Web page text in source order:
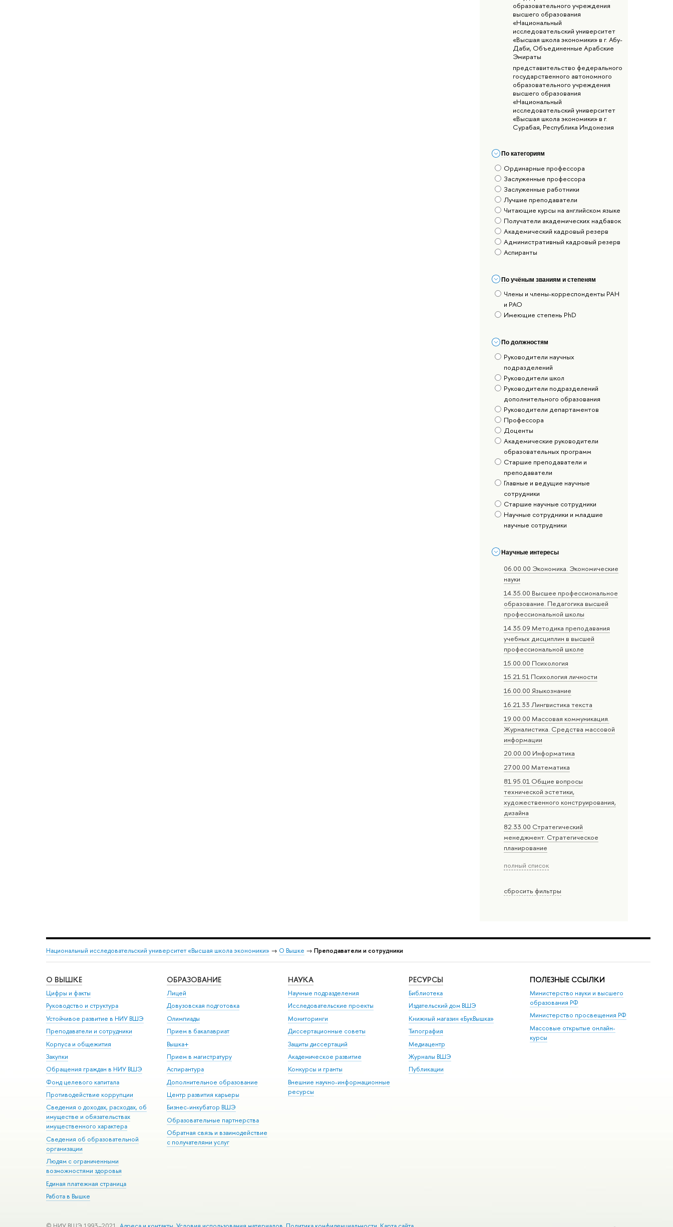
образовательного учреждения
высшего образования
«Национальный
исследовательский университет
«Высшая школа экономики» в г. Абу-
Даби, Объединенные Арабские
Эмираты
представительство федерального
государственного автономного
образовательного учреждения
высшего образования
«Национальный
исследовательский университет
«Высшая школа экономики» в г.
Сурабая, Республика Индонезия
По категориям
Ординарные профессора
Заслуженные профессора
Заслуженные работники
Лучшие преподаватели
Читающие курсы на английском языке
Получатели академических надбавок
Академический кадровый резерв
Административный кадровый резерв
Аспиранты
По учёным званиям и степеням
Члены и члены-корреспонденты РАН
и РАО
Имеющие степень PhD
По должностям
Руководители научных
подразделений
Руководители школ
Руководители подразделений
дополнительного образования
Руководители департаментов
Профессора
Доценты
Академические руководители
образовательных программ
Старшие преподаватели и
преподаватели
Главные и ведущие научные
сотрудники
Старшие научные сотрудники
Научные сотрудники и младшие
научные сотрудники
Научные интересы
06.00.00 Экономика. Экономические
науки
14.35.00 Высшее профессиональное
образование. Педагогика высшей
профессиональной школы
14.35.09 Методика преподавания
учебных дисциплин в высшей
профессиональной школе
15.00.00 Психология
15.21.51 Психология личности
16.00.00 Языкознание
16.21.33 Лингвистика текста
19.00.00 Массовая коммуникация.
Журналистика. Средства массовой
информации
20.00.00 Информатика
27.00.00 Математика
81.95.01 Общие вопросы
технической эстетики,
художественного конструирования,
дизайна
82.33.00 Стратегический
менеджмент. Стратегическое
планирование
полный список
сбросить фильтры
Национальный исследовательский университет «Высшая школа экономики» → О Вышке → Преподаватели и сотрудники
О ВЫШКЕ
Цифры и факты
Руководство и структура
Устойчивое развитие в НИУ ВШЭ
Преподаватели и сотрудники
Корпуса и общежития
Закупки
Обращения граждан в НИУ ВШЭ
Фонд целевого капитала
Противодействие коррупции
Сведения о доходах, расходах, об
имуществе и обязательствах
имущественного характера
Сведения об образовательной
организации
Людям с ограниченными
возможностями здоровья
Единая платежная страница
Работа в Вышке
ОБРАЗОВАНИЕ
Лицей
Довузовская подготовка
Олимпиады
Прием в бакалавриат
Вышка+
Прием в магистратуру
Аспирантура
Дополнительное образование
Центр развития карьеры
Бизнес-инкубатор ВШЭ
Образовательные партнерства
Обратная связь и взаимодействие
с получателями услуг
НАУКА
Научные подразделения
Исследовательские проекты
Мониторинги
Диссертационные советы
Защиты диссертаций
Академическое развитие
Конкурсы и гранты
Внешние научно-информационные
ресурсы
РЕСУРСЫ
Библиотека
Издательский дом ВШЭ
Книжный магазин «БукВышка»
Типография
Медиацентр
Журналы ВШЭ
Публикации
ПОЛЕЗНЫЕ ССЫЛКИ
Министерство науки и высшего
образования РФ
Министерство просвещения РФ
Массовые открытые онлайн-
курсы